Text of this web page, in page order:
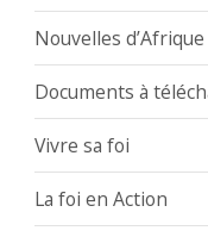
Nouvelles d’Afrique
Documents à
Vivre sa foi
La foi en Action